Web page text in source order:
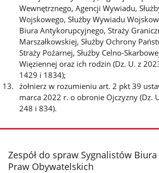
Wewnętrznego, Agencji Wywiadu,
Wojskowego, Służby Wywiadu
Biura Antykorupcyjnego, Straży
Marszałkowskiej, Służby Ochrony
Straży Pożarnej, Służby Celno-
Więziennej oraz ich rodzin (Dz. U. z
1429 i 1834);
żołnierz w rozumieniu art. 2 pkt 39
marca 2022 r. o obronie Ojczyzny (Dz.
248 i 834).
stopka
Zespół do spraw Sygnalistów Biura
Praw Obywatelskich